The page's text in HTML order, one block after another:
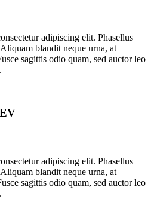
adipiscing elit. Phasellus
blandit neque urna, at
sagittis odio quam, sed auctor leo
adipiscing elit. Phasellus
blandit neque urna, at
sagittis odio quam, sed auctor leo